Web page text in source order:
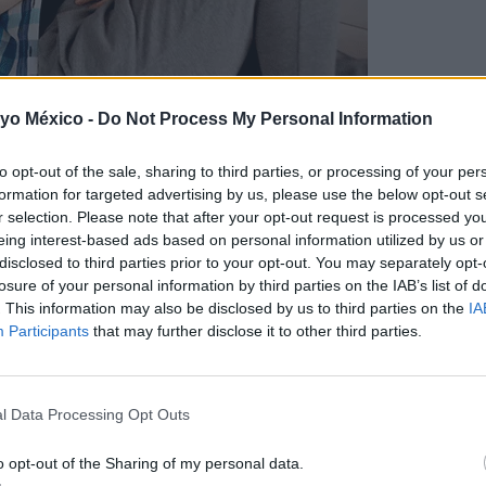
México - Do Not Process My Personal Information
opt-out of the sale, sharing to third parties, or processing of your
for targeted advertising by us, please use the below opt-out
selection. Please note that after your opt-out request is processed
interest-based ads based on personal information utilized by us
to third parties prior to your opt-out. You may separately
of your personal information by third parties on the IAB’s list of
This information may also be disclosed by us to third parties on the
Participants that may further disclose it to other third parties.
Data Processing Opt Outs
opt-out of the Sharing of my personal data.
implantación del óvulo fecundado
que habría que sumar 23 días. ¡Ni más ni menos que
diferencia de dos semanas entre la ovulación(cuando,
y la fecha estimada de la llegada de la menstruación (la que, en
la media de días que hay entre la ovulación y la implantación del óvulo
)